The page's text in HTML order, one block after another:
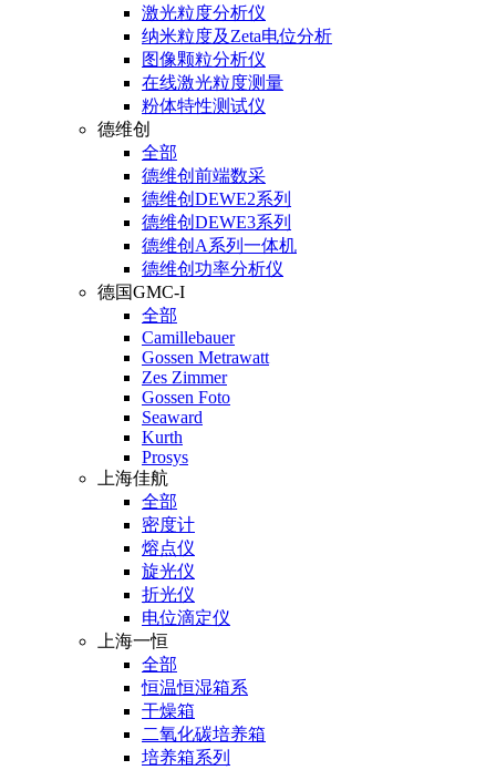
激光粒度分析仪
纳米粒度及Zeta电位分析
图像颗粒分析仪
在线激光粒度测量
粉体特性测试仪
德维创
全部
德维创前端数采
德维创DEWE2系列
德维创DEWE3系列
德维创A系列一体机
德维创功率分析仪
德国GMC-I
全部
Camillebauer
Gossen Metrawatt
Zes Zimmer
Gossen Foto
Seaward
Kurth
Prosys
上海佳航
全部
密度计
熔点仪
旋光仪
折光仪
电位滴定仪
上海一恒
全部
恒温恒湿箱系
干燥箱
二氧化碳培养箱
培养箱系列